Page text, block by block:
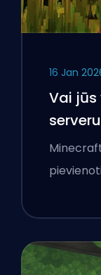
16 Jan
Vai